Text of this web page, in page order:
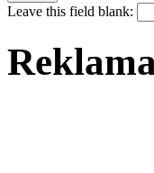
Leave this field blank: